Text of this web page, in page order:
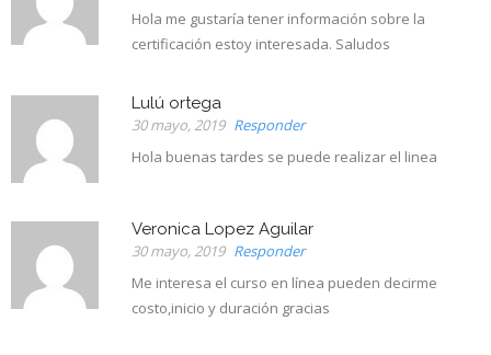
Hola me gustaría tener información sobre la
certificación estoy interesada. Saludos
Lulú ortega
30 mayo, 2019 Responder
Hola buenas tardes se puede realizar el linea
Veronica Lopez Aguilar
30 mayo, 2019 Responder
Me interesa el curso en línea pueden decirme
costo,inicio y duración gracias